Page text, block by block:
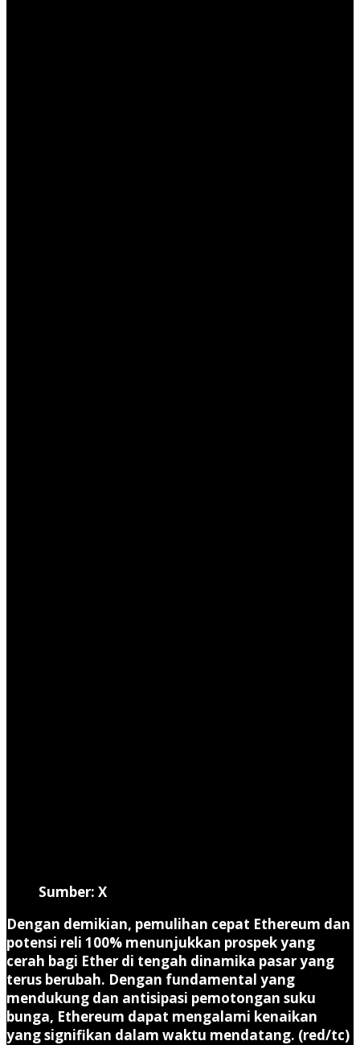
Sumber: X
Dengan demikian, pemulihan cepat Ethereum dan
potensi reli 100% menunjukkan prospek yang
cerah bagi Ether di tengah dinamika pasar yang
terus berubah. Dengan fundamental yang
mendukung dan antisipasi pemotongan suku
bunga, Ethereum dapat mengalami kenaikan
yang signifikan dalam waktu mendatang. (red/tc)